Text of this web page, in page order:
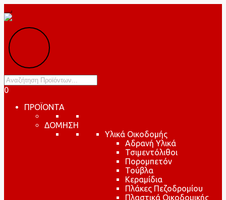
Products
search
0
ΠΡΟΪΟΝΤΑ
ΔΟΜΗΣΗ
Υλικά Οικοδομής
Αδρανή Υλικά
Τσιμεντόλιθοι
Πορομπετόν
Τούβλα
Κεραμίδια
Πλάκες Πεζοδρομίου
Πλαστικά Οικοδομικής